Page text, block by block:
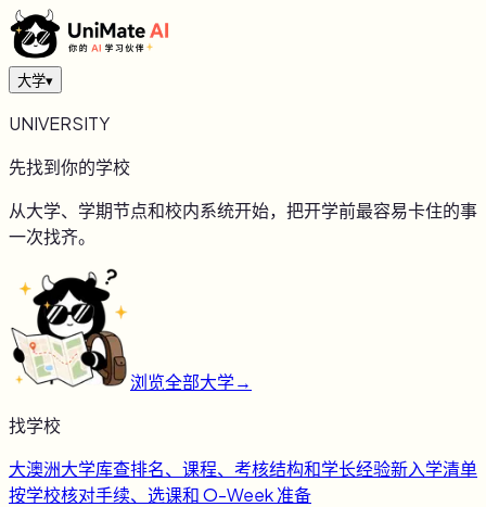
大学▾
UNIVERSITY
先找到你的学校
从大学、学期节点和校内系统开始，把开学前最容易卡住的事
一次找齐。
浏览全部大学→
找学校
大澳洲大学库查排名、课程、考核结构和学长经验新入学清单
按学校核对手续、选课和 O-Week 准备